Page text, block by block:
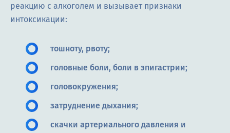
реакцию с алкоголем и вызывает признаки
интоксикации:
тошноту, рвоту;
головные боли, боли в эпигастрии;
головокружения;
затруднение дыхания;
скачки артериального давления и